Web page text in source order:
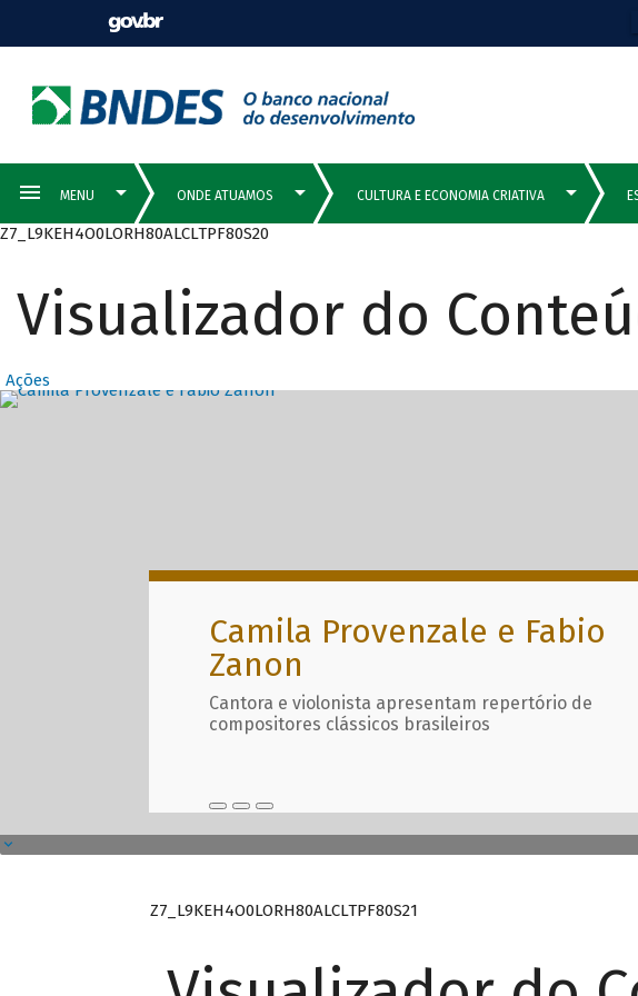
Z7_L9KEH4O0LORH80ALCLTPF80S20
Visualizador do
Ações
Destaques
Camila Provenzale e Fabio
Zanon
Cantora e violonista apresentam repertório de
compositores clássicos brasileiros
Z7_L9KEH4O0LORH80ALCLTPF80S21